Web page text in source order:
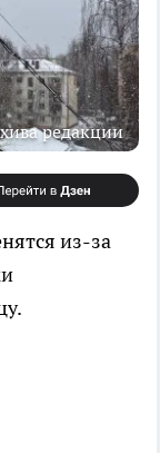
редакции
из-за